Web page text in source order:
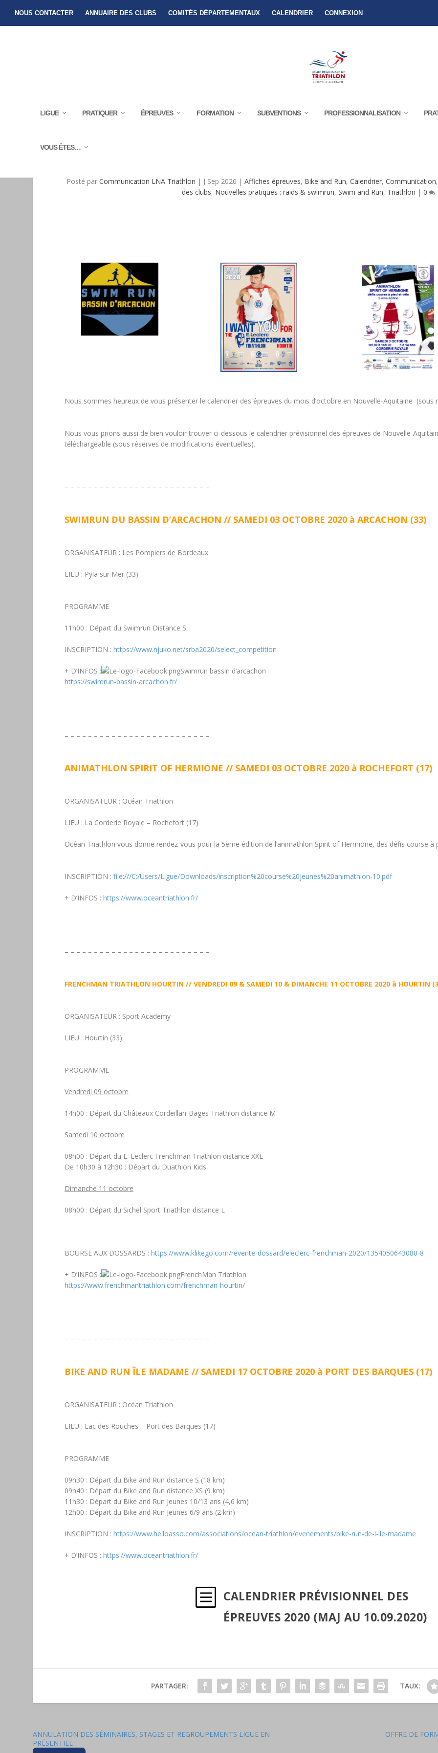
NOUS CONTACTER ANNUAIRE DES CLUBS COMITÉS DÉPARTEMENTAUX CALENDRIER CONNEXION
LIGUE PRATIQUER ÉPREUVES FORMATION SUBVENTIONS PROFESSIONNALISATION
VOUS ÊTES…
Posté par Communication LNA Triathlon | J Sep 2020 | Affiches épreuves, Bike and Run, Calendrier, Communication
des clubs, Nouvelles pratiques : raids & swimrun, Swim and Run, Triathlon | 0
Nous sommes heureux de vous présenter le calendrier des épreuves du mois d’octobre en Nouvelle-Aquitaine (sous
Nous vous prions aussi de bien vouloir trouver ci-dessous le calendrier prévisionnel des épreuves de Nouvelle-
téléchargeable (sous réserves de modifications éventuelles).
– – – – – – – – – – – – – – – – – – – – – – – – –
SWIMRUN DU BASSIN D’ARCACHON // SAMEDI 03 OCTOBRE 2020 à ARCACHON (33)
ORGANISATEUR : Les Pompiers de Bordeaux
LIEU : Pyla sur Mer (33)
PROGRAMME
11h00 : Départ du Swimrun Distance S
INSCRIPTION : https://www.njuko.net/srba2020/select_competition
+ D’INFOS :
Swimrun bassin d’arcachon
https://swimrun-bassin-arcachon.fr/
– – – – – – – – – – – – – – – – – – – – – – – – –
ANIMATHLON SPIRIT OF HERMIONE // SAMEDI 03 OCTOBRE 2020 à ROCHEFORT (17)
ORGANISATEUR : Océan Triathlon
LIEU : La Corderie Royale – Rochefort (17)
Océan Triathlon vous donne rendez-vous pour la 5ème édition de l’animathlon Spirit of Hermione, des défis course à
INSCRIPTION : file:///C:/Users/Ligue/Downloads/inscription%20course%20jeunes%20animathlon-10.pdf
+ D’INFOS : https://www.oceantriathlon.fr/
– – – – – – – – – – – – – – – – – – – – – – – – –
FRENCHMAN TRIATHLON HOURTIN // VENDREDI 09 & SAMEDI 10 & DIMANCHE 11 OCTOBRE 2020 à HOURTIN
ORGANISATEUR : Sport Academy
LIEU : Hourtin (33)
PROGRAMME
Vendredi 09 octobre
14h00 : Départ du Châteaux Cordeillan-Bages Triathlon distance M
Samedi 10 octobre
08h00 : Départ du E. Leclerc Frenchman Triathlon distance XXL
De 10h30 à 12h30 : Départ du Duathlon Kids
Dimanche 11 octobre
08h00 : Départ du Sichel Sport Triathlon distance L
BOURSE AUX DOSSARDS : https://www.klikego.com/revente-dossard/eleclerc-frenchman-2020/1354050643080-8
+ D’INFOS :
FrenchMan Triathlon
https://www.frenchmantriathlon.com/frenchman-hourtin/
– – – – – – – – – – – – – – – – – – – – – – – – –
BIKE AND RUN ÎLE MADAME // SAMEDI 17 OCTOBRE 2020 à PORT DES BARQUES (17)
ORGANISATEUR : Océan Triathlon
LIEU : Lac des Rouches – Port des Barques (17)
PROGRAMME
09h30 : Départ du Bike and Run distance S (18 km)
09h40 : Départ du Bike and Run distance XS (9 km)
11h30 : Départ du Bike and Run Jeunes 10/13 ans (4,6 km)
12h00 : Départ du Bike and Run Jeunes 6/9 ans (2 km)
INSCRIPTION : https://www.helloasso.com/associations/ocean-triathlon/evenements/bike-run-de-l-ile-madame
+ D’INFOS : https://www.oceantriathlon.fr/
b
CALENDRIER PRÉVISIONNEL DES
ÉPREUVES 2020 (MAJ AU 10.09.2020)
PARTAGER: TAUX:
ANNULATION DES SÉMINAIRES, STAGES ET REGROUPEMENTS LIGUE EN
PRÉSENTIEL
OFFRE DE